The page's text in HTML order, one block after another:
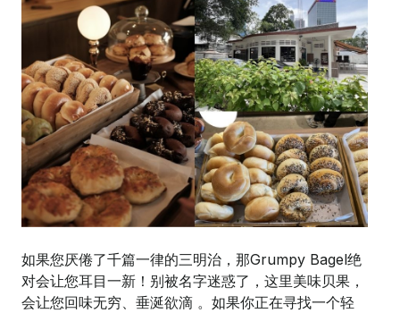
如果您厌倦了千篇一律的三明治，那Grumpy Bagel绝
对会让您耳目一新！别被名字迷惑了，这里美味贝果，
会让您回味无穷、垂涎欲滴 。如果你正在寻找一个轻